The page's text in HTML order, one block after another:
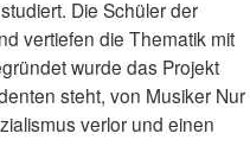
Die Schüler der
vertiefen die Thematik mit
wurde das Projekt
steht, von Musiker Nur
verlor und einen